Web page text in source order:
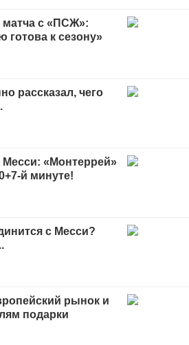
матча с «ПСЖ»:
готова к сезону»
рассказал, чего
«Монтеррей»
й минуте!
с Месси?
рынок и
подарки